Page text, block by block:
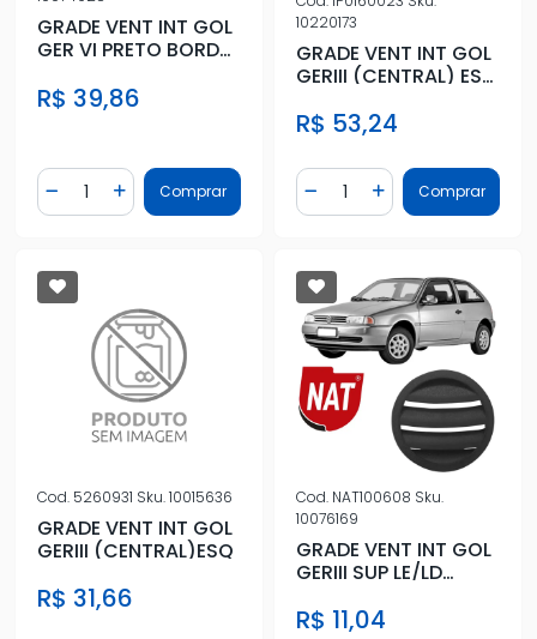
GRADE VENT INT GOL
GER VI PRETO BORDA
DETALH
R$ 39,86
Diminuir Quantidade
Quantidade
Adicionar Quantidade
Comprar
10220173
GRADE VENT INT GOL
GERIII (CENTRAL) ESQ
R$ 53,24
Diminuir Quantidade
Quantidade
AdicionarComprar
Cod. 5260931 Sku.10015636
GRADE VENT INT GOL
GERIII (CENTRAL)ESQ
R$ 31,66
Cod. NAT100608 Sku.
10076169
GRADE VENT INT GOL
GERIII SUP LE/LD
R$ 11,04